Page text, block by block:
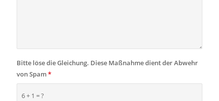
6 + 1 = ?
Bitte löse die Gleichung. Diese Maßnahme dient der Abwehr
von Spam*